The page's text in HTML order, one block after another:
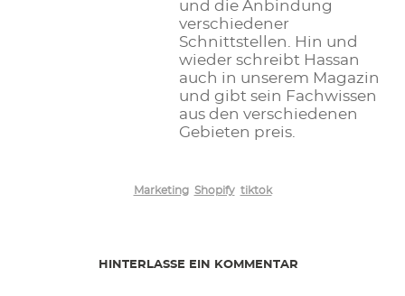
und die Anbindung
verschiedener
Schnittstellen. Hin und
wieder schreibt Hassan
auch in unserem Magazin
und gibt sein Fachwissen
aus den verschiedenen
Gebieten preis.
Marketing Shopify tiktok
HINTERLASSE EIN KOMMENTAR